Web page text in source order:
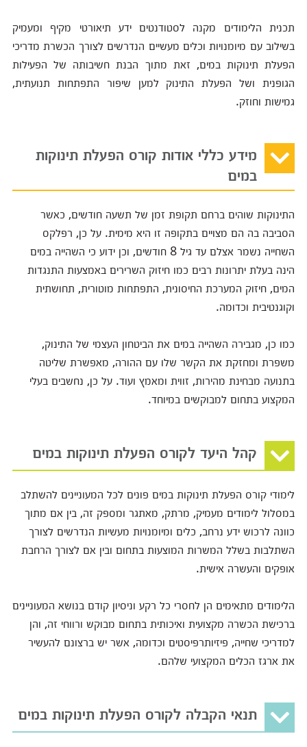
תכנית הלימודים מקנה לסטודנטים ידע תיאורטי מקיף ומעמיק
בשילוב עם מיומנויות וכלים מעשיים הנדרשים לצורך הכשרת מדריכי
הפעלת תינוקות במים, זאת מתוך הבנת חשיבותה של הפעילות
הגופנית ושל הפעלת התינוק למען שיפור התפתחות תנועתית,
גמישות וחוזק.
מידע כללי אודות קורס הפעלת תינוקות
במים
התינוקות שוהים ברחם תקופת זמן של תשעה חודשים, כאשר
הסביבה בה הם מצויים בתקופה זו היא מימית. על כן, רפלקס
השחייה נשמר אצלם עד גיל 8 חודשים, וכן ידוע כי השהייה במים
הינה בעלת יתרונות רבים כמו חיזוק השרירים באמצעות התנגדות
המים, חיזוק המערכת החיסונית, התפתחות מוטורית, תחושתית
וקוגנטיבית וכדומה.
כמו כן, מגבירה השהייה במים את הביטחון העצמי של התינוק,
משפרת ומחזקת את הקשר שלו עם ההורה, מאפשרת שליטה
בתנועה מבחינת מהירות, זווית ומאמץ ועוד. על כן, נחשבים בעלי
המקצוע בתחום למבוקשים במיוחד.
קהל היעד לקורס הפעלת תינוקות במים
לימודי קורס הפעלת תינוקות במים פונים לכל המעוניינים להשתלב
במסלול לימודים מעמיק, מרתק, מאתגר ומספק זה, בין אם מתוך
כוונה לרכוש ידע נרחב, כלים ומיומנויות מעשיות הנדרשים לצורך
השתלבות בשלל המשרות המוצעות בתחום ובין אם לצורך הרחבת
אופקים והעשרה אישית.
הלימודים מתאימים הן לחסרי כל רקע וניסיון קודם בנושא המעוניינים
ברכישת הכשרה מקצועית ואיכותית בתחום מבוקש ורווחי זה, והן
למדריכי שחייה, פיזיותרפיסטים וכדומה, אשר יש ברצונם להעשיר
את ארגז הכלים המקצועי שלהם.
תנאי הקבלה לקורס הפעלת תינוקות במים